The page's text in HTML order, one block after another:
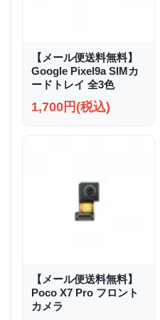
【メール便送料無料】
Google Pixel9a SIMカ
ードトレイ 全3色
1,700円(税込)
【メール便送料無料】
Poco X7 Pro フロント
カメラ